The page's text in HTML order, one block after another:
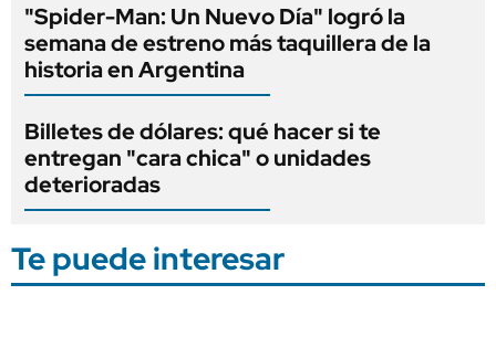
"Spider-Man: Un Nuevo Día" logró la
semana de estreno más taquillera de la
historia en Argentina
Billetes de dólares: qué hacer si te
entregan "cara chica" o unidades
deterioradas
Te puede interesar